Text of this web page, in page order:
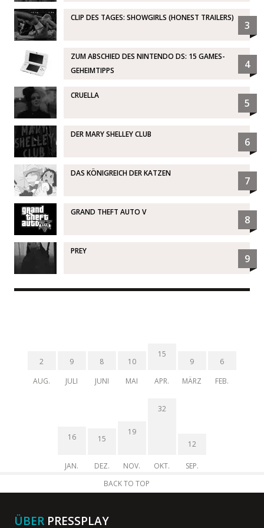
CLIP DES TAGES: SHOWGIRLS (HONEST TRAILERS)
3
ZUM ABSCHIED DES NINTENDO DS: 15 GAMES-
GEHEIMTIPPS
4
CRUELLA
5
DER MARY SHELLEY CLUB
6
DAS KÖNIGREICH DER KATZEN
7
GRAND THEFT AUTO V
8
PREY
9
2
AUG.
9
JULI
8
JUNI
10
MAI
15
APR.
9
MÄRZ
6
FEB.
16
JAN.
15
DEZ.
19
NOV.
32
OKT.
12
SEP.
BACK TO TOP
ÜBER PRESSPLAY